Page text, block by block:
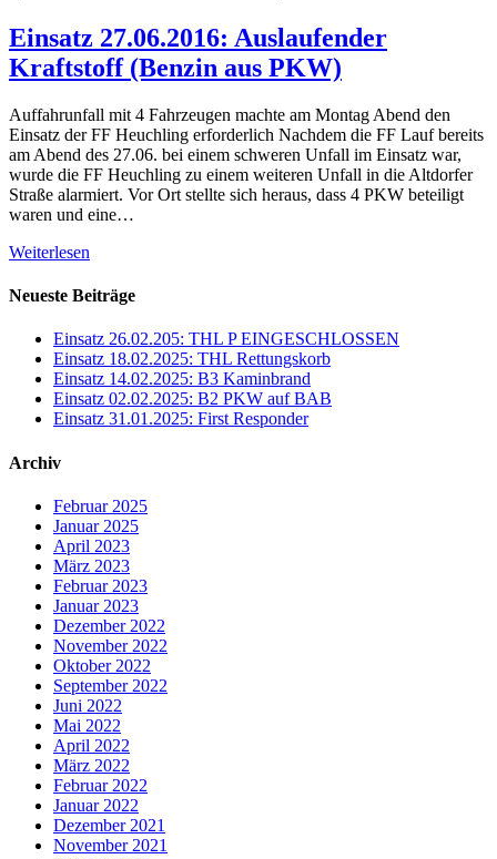
Einsatz 27.06.2016: Auslaufender
Kraftstoff (Benzin aus PKW)
Auffahrunfall mit 4 Fahrzeugen machte am Montag Abend den
Einsatz der FF Heuchling erforderlich Nachdem die FF Lauf bereits
am Abend des 27.06. bei einem schweren Unfall im Einsatz war,
wurde die FF Heuchling zu einem weiteren Unfall in die Altdorfer
Straße alarmiert. Vor Ort stellte sich heraus, dass 4 PKW beteiligt
waren und eine…
Weiterlesen
Neueste Beiträge
Einsatz 26.02.205: THL P EINGESCHLOSSEN
Einsatz 18.02.2025: THL Rettungskorb
Einsatz 14.02.2025: B3 Kaminbrand
Einsatz 02.02.2025: B2 PKW auf BAB
Einsatz 31.01.2025: First Responder
Archiv
Februar 2025
Januar 2025
April 2023
März 2023
Februar 2023
Januar 2023
Dezember 2022
November 2022
Oktober 2022
September 2022
Juni 2022
Mai 2022
April 2022
März 2022
Februar 2022
Januar 2022
Dezember 2021
November 2021